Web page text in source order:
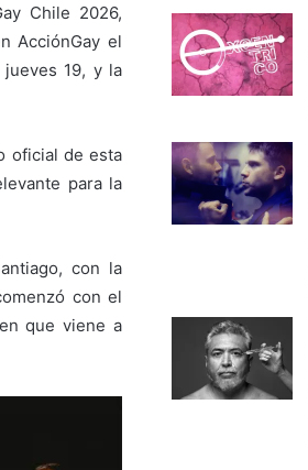
Chile 2026,
AcciónGay el
19, y la
oficial de esta
para la
con la
con el
que viene a